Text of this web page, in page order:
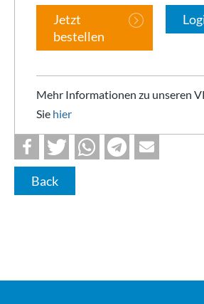
Jetzt
bestellen
Mehr Informationen zu unseren
Sie hier
Back